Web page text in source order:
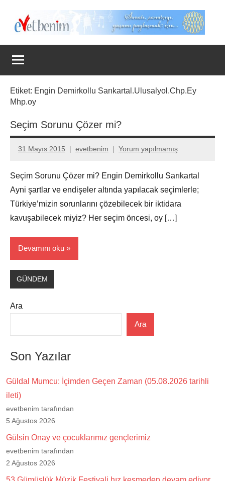
Evet
Benim
Etiket: Engin Demirkollu Sarıkartal.Ulusalyol.Chp.Ey
Mhp.oy
Seçim Sorunu Çözer mi?
31 Mayıs 2015 evetbenim Yorum yapılmamış
Seçim Sorunu Çözer mi? Engin Demirkollu Sarıkartal
Ayni şartlar ve endişeler altında yapılacak seçimlerle;
Türkiye’mizin sorunlarını çözebilecek bir iktidara
kavuşabilecek miyiz? Her seçim öncesi, oy […]
Devamını oku
GÜNDEM
Ara
Ara
Son Yazılar
Güldal Mumcu: İçimden Geçen Zaman (05.08.2026 tarihli
ileti)
evetbenim tarafından
5 Ağustos 2026
Gülsin Onay ve çocuklarımız gençlerimiz
evetbenim tarafından
2 Ağustos 2026